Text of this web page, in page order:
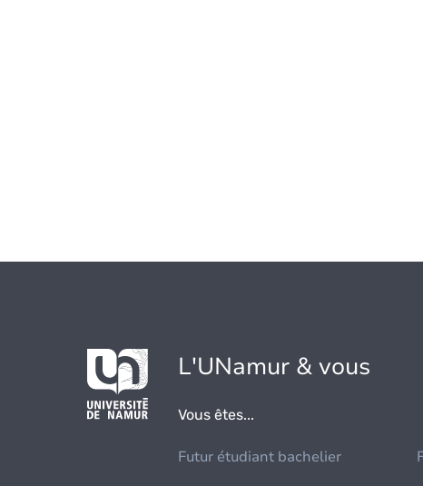
L'UNamur & vous
Vous êtes...
Futur étudiant bachelier